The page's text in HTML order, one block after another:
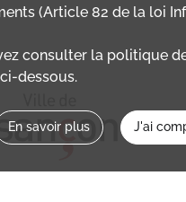
(Article 82 de la loi
consulter la politique
dessous.
En savoir plus J'ai